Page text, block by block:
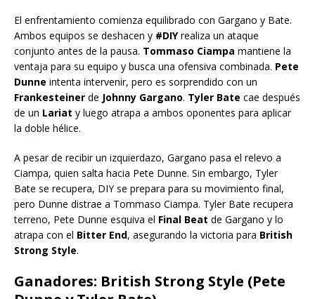
El enfrentamiento comienza equilibrado con Gargano y Bate.
Ambos equipos se deshacen y #DIYrealiza un ataque
conjunto antes de la pausa. Tommaso Ciampa mantiene la
ventaja para su equipo y busca una ofensiva combinada. Pete
Dunne intenta intervenir, pero es sorprendido con un
Frankesteiner de Johnny Gargano. Tyler Bate cae después
de un Lariat y luego atrapa a ambos oponentes para aplicar
la doble hélice.
A pesar de recibir un izquierdazo, Gargano pasa el relevo a
Ciampa, quien salta hacia Pete Dunne. Sin embargo, Tyler
Bate se recupera, DIY se prepara para su movimiento final,
pero Dunne distrae a Tommaso Ciampa. Tyler Bate recupera
terreno, Pete Dunne esquiva el Final Beat de Gargano y lo
atrapa con el Bitter End, asegurando la victoria para British
Strong Style.
Ganadores: British Strong Style (Pete